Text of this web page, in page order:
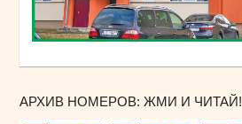
АРХИВ НОМЕРОВ: ЖМИ И ЧИТАЙ!